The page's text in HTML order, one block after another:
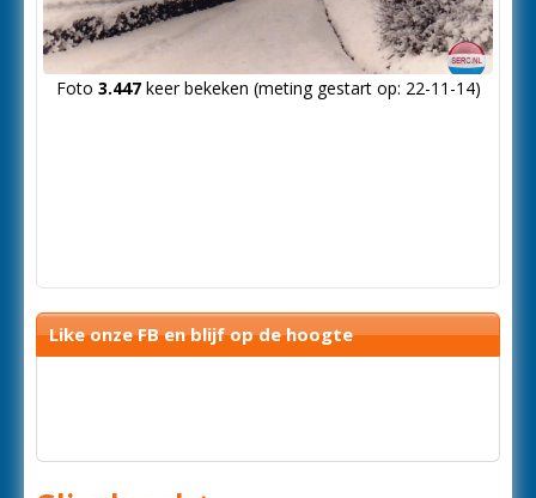
Foto 3.447keer bekeken (meting gestart op: 22-11-14)
Like onze FB en blijf op de hoogte